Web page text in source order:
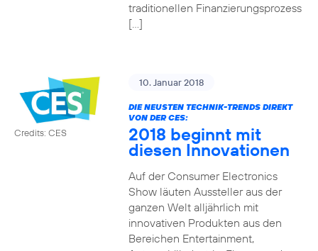
traditionellen Finanzierungsprozess
[…]
Credits: CES
10. Januar 2018
DIE NEUSTEN TECHNIK-TRENDS DIREKT
VON DER CES:
2018 beginnt mit
diesen Innovationen
Auf der Consumer Electronics
Show läuten Aussteller aus der
ganzen Welt alljährlich mit
innovativen Produkten aus den
Bereichen Entertainment,